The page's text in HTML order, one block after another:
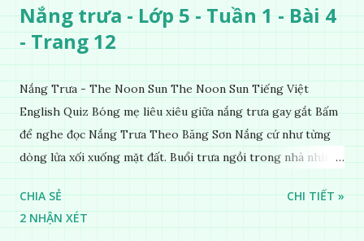
Nắng trưa - Lớp 5 - Tuần 1 - Bài 4
- Trang 12
Nắng Trưa - The Noon Sun The Noon Sun Tiếng Việt
English Quiz Bóng mẹ liêu xiêu giữa nắng trưa gay gắt Bấm
để nghe đọc Nắng Trưa Theo Băng Sơn Nắng cứ như từng
dòng lửa xối xuống mặt đất. Buổi trưa ngồi trong nhà nhìn
ra sân, thấy rất rõ n...
CHIA SẺ
2 NHẬN XÉT
CHI TIẾT »